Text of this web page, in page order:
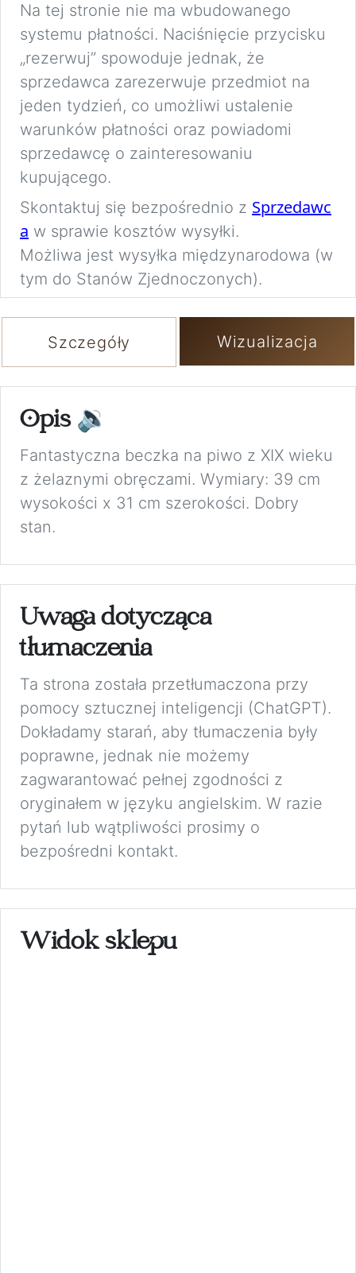
Na tej stronie nie ma wbudowanego
systemu płatności. Naciśnięcie przycisku
„rezerwuj” spowoduje jednak, że
sprzedawca zarezerwuje przedmiot na
jeden tydzień, co umożliwi ustalenie
warunków płatności oraz powiadomi
sprzedawcę o zainteresowaniu
kupującego.
Skontaktuj się bezpośrednio z Sprzedawc
a w sprawie kosztów wysyłki.
Możliwa jest wysyłka międzynarodowa (w
tym do Stanów Zjednoczonych).
Szczegóły Wizualizacja
Opis 🔉
Fantastyczna beczka na piwo z XIX wieku
z żelaznymi obręczami. Wymiary: 39 cm
wysokości x 31 cm szerokości. Dobry
stan.
Uwaga dotycząca
tłumaczenia
Ta strona została przetłumaczona przy
pomocy sztucznej inteligencji (ChatGPT).
Dokładamy starań, aby tłumaczenia były
poprawne, jednak nie możemy
zagwarantować pełnej zgodności z
oryginałem w języku angielskim. W razie
pytań lub wątpliwości prosimy o
bezpośredni kontakt.
Widok sklepu